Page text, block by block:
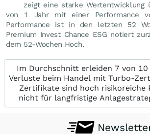
zeigt eine starke Wertentwicklung
von 1 Jahr mit einer Performance
Performance ist in den letzten 52
Premium Invest Chance ESG notiert
dem 52-Wochen Hoch.
Im Durchschnitt erleiden 7 von 10
Verluste beim Handel mit Turbo-
Zertifikate sind hoch risikoreiche
nicht für langfristige